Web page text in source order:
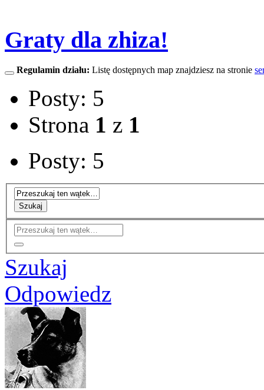
Graty dla zhiza!
Regulamin działu: Listę dostępnych map znajdziesz na stronie
Posty: 5
Strona 1 z 1
Posty: 5
Szukaj
Szukaj
Odpowiedz